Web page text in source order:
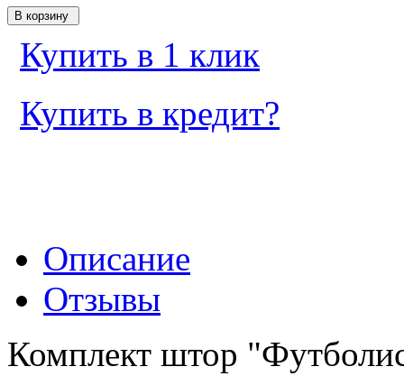
Купить в 1 клик
Купить в кредит?
Описание
Отзывы
Комплект штор